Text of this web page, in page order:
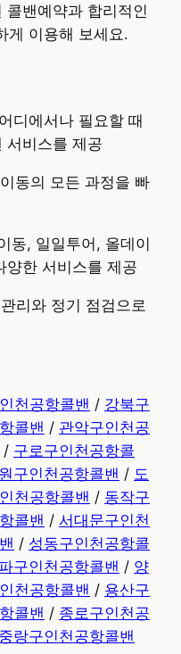
밴예약과 합리적인
게 이용해 보세요.
디에서나 필요할 때
서비스를 제공
동의 모든 과정을 빠
동, 일일투어, 올데이
양한 서비스를 제공
리와 정기 점검으로
천공항콜밴 / 강북구
콜밴 / 관악구인천공
/ 구로구인천공항콜
구인천공항콜밴 / 도
천공항콜밴 / 동작구
콜밴 / 서대문구인천
/ 성동구인천공항콜
구인천공항콜밴 / 양
천공항콜밴 / 용산구
콜밴 / 종로구인천공
중랑구인천공항콜밴